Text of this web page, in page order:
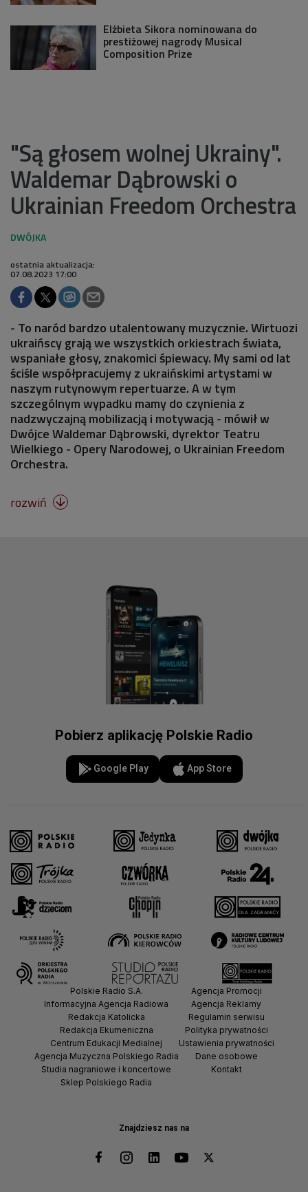
Elżbieta Sikora nominowana do
prestiżowej nagrody Musical
Composition Prize
"Są głosem wolnej Ukrainy".
Waldemar Dąbrowski o
Ukrainian Freedom Orchestra
ostatnia aktualizacja:
07.08.2023 17:00
- To naród bardzo utalentowany muzycznie. Wirtuozi
ukraińscy grają we wszystkich orkiestrach świata,
wspaniałe głosy, znakomici śpiewacy. My sami od lat
ściśle współpracujemy z ukraińskimi artystami w
naszym rutynowym repertuarze. A w tym
szczególnym wypadku mamy do czynienia z
nadzwyczajną mobilizacją i motywacją - mówił w
Dwójce Waldemar Dąbrowski, dyrektor Teatru
Wielkiego - Opery Narodowej, o Ukrainian Freedom
Orchestra.
rozwiń 
Pobierz aplikację Polskie Radio
Google Play App Store
Znajdziesz nas na
Polskie Radio S.A.
Informacyjna Agencja Radiowa
Redakcja Katolicka
Redakcja Ekumeniczna
Centrum Edukacji Medialnej
Agencja Muzyczna Polskiego Radia
Studia nagraniowe i koncertowe
Sklep Polskiego Radia
Agencja Promocji
Agencja Reklamy
Regulamin serwisu
Polityka prywatności
Ustawienia prywatności
Dane osobowe
Kontakt